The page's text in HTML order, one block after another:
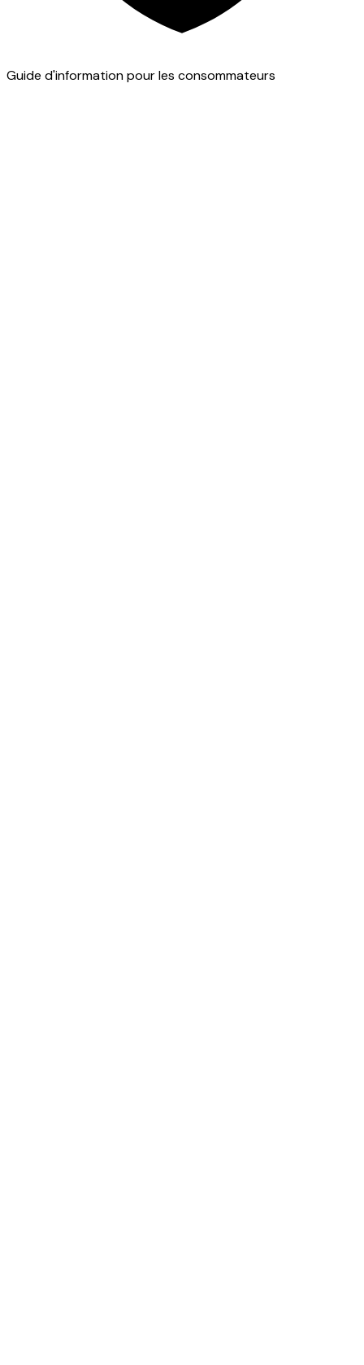
Guide d'information pour les consommateurs